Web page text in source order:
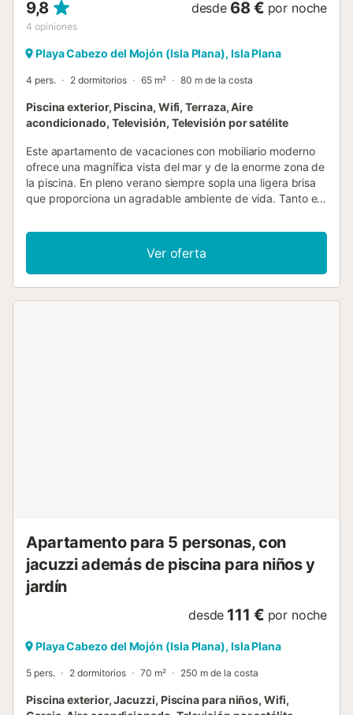
9,8
4 opiniones
desde 68 € por noche
Playa Cabezo del Mojón (Isla Plana), Isla Plana
4 pers. 2 dormitorios 65 m² 80 m de la costa
Piscina exterior, Piscina, Wifi, Terraza, Aire
acondicionado, Televisión, Televisión por satélite
Este apartamento de vacaciones con mobiliario moderno
ofrece una magnífica vista del mar y de la enorme zona de
la piscina. En pleno verano siempre sopla una ligera brisa
que proporciona un agradable ambiente de vida. Tanto en
restaurantes y comercios. El ECC422 se puede reservar
junto con el ECC423 - ideal para parejas o familias
Ver oferta
Apartamento para 5 personas, con
jacuzzi además de piscina para niños y
jardín
desde 111 € por noche
Playa Cabezo del Mojón (Isla Plana), Isla Plana
5 pers. 2 dormitorios 70 m² 250 m de la costa
Piscina exterior, Jacuzzi, Piscina para niños, Wifi,